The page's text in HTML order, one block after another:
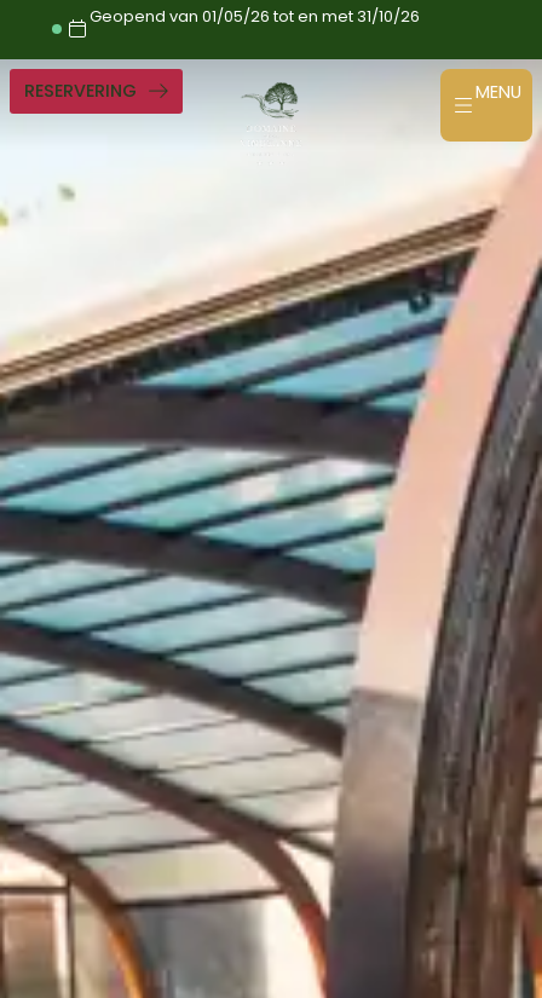
de
inhoud
Geopend van 01/05/26 tot en met 31/10/26
MENU
RESERVERING